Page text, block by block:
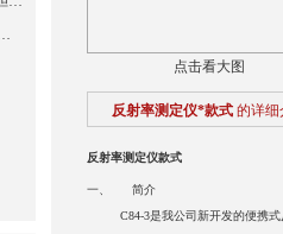
点击看大图
反射率测定仪*款式 的详细
反射率测定仪款式
一、
简介
C84-3是我公司新开发的便携
提炼方法可分为哪两类？